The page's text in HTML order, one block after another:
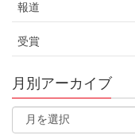
報道
受賞
月別アーカイブ